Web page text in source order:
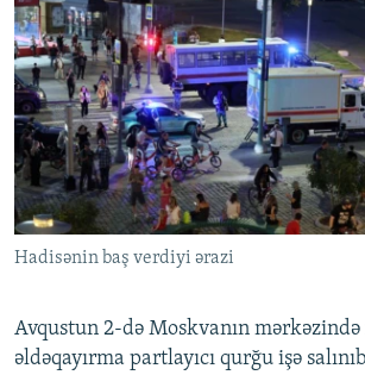
Hadisənin baş verdiyi ərazi
Avqustun 2-də Moskvanın
əldəqayırma partlayıcı qurğu işə